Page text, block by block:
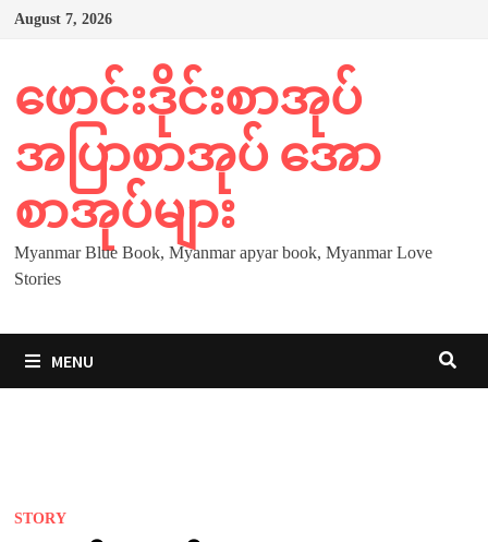
Skip
August 7, 2026
ဖောင်းဒိုင်းစာအုပ်
အပြာစာအုပ် အော
စာအုပ်များ
Myanmar Blue Book, Myanmar apyar book, Myanmar Love
Stories
MENU
STORY